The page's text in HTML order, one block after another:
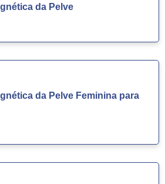
da Pelve
da Pelve Feminina para